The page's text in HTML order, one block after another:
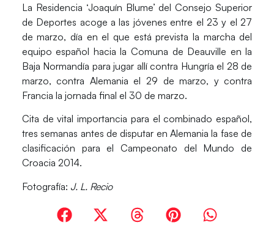
La Residencia ‘Joaquín Blume’ del Consejo Superior
de Deportes acoge a las jóvenes entre el 23 y el 27
de marzo, día en el que está prevista la marcha del
equipo español hacia la Comuna de Deauville en la
Baja Normandía para jugar allí contra Hungría el 28 de
marzo, contra Alemania el 29 de marzo, y contra
Francia la jornada final el 30 de marzo.
Cita de vital importancia para el combinado español,
tres semanas antes de disputar en Alemania la fase de
clasificación para el Campeonato del Mundo de
Croacia 2014.
Fotografía: J. L. Recio